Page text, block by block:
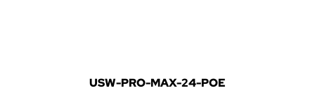
USW-PRO-MAX-24-POE